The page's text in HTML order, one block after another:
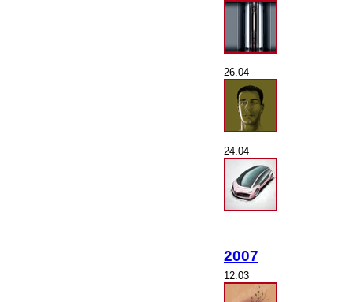
26.04
24.04
2007
12.03